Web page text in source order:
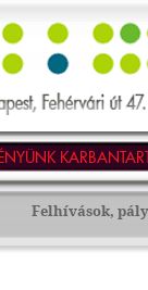
KARBANTARTÁSI
Felhívások,